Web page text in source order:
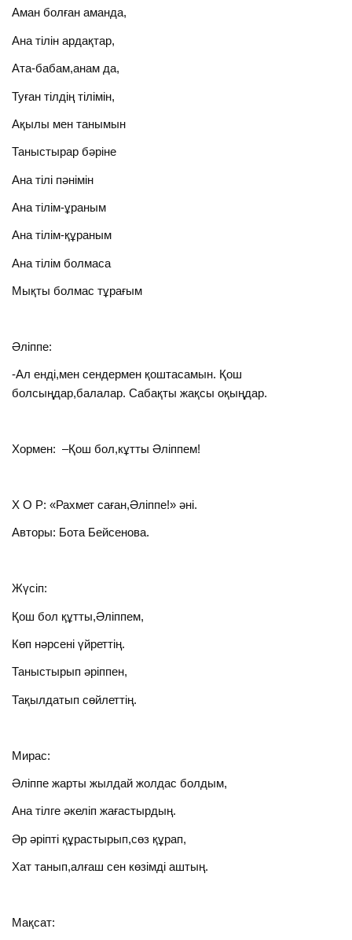
Аман болған аманда,
Ана тілін ардақтар,
Ата-бабам,анам да,
Туған тілдің тілімін,
Ақылы мен танымын
Таныстырар бәріне
Ана тілі пәнімін
Ана тілім-ұраным
Ана тілім-құраным
Ана тілім болмаса
Мықты болмас тұрағым
Әліппе:
-Ал енді,мен сендермен қоштасамын. Қош
болсыңдар,балалар. Сабақты жақсы оқыңдар.
Хормен: –Қош бол,кұтты Әліппем!
Х О Р: «Рахмет саған,Әліппе!» әні.
Авторы: Бота Бейсенова.
Жүсіп:
Қош бол құтты,Әліппем,
Көп нәрсені үйреттің.
Таныстырып әріппен,
Тақылдатып сөйлеттің.
Мирас:
Әліппе жарты жылдай жолдас болдым,
Ана тілге әкеліп жағастырдың.
Әр әріпті құрастырып,сөз құрап,
Хат танып,алғаш сен көзімді аштың.
Мақсат: